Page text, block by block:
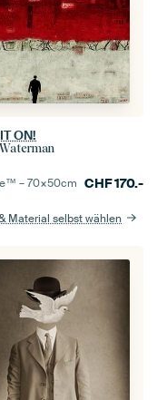
ON!
–70×50cm CHF170.-
Material selbst wählen